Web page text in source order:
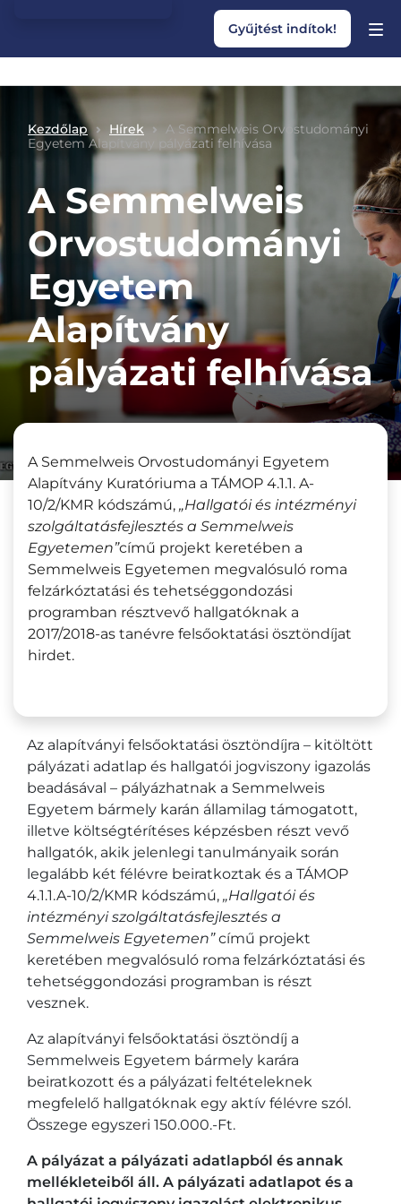
Gyűjtést indítok!
Kezdőlap Hírek
A Semmelweis Orvostudományi
Egyetem Alapítvány pályázati felhívása
A Semmelweis
Orvostudományi
Egyetem
Alapítvány
pályázati felhívása
A Semmelweis Orvostudományi Egyetem
Alapítvány Kuratóriuma a TÁMOP 4.1.1. A-
10/2/KMR kódszámú, „Hallgatói és intézményi
szolgáltatásfejlesztés a Semmelweis
Egyetemen”című projekt keretében a
Semmelweis Egyetemen megvalósuló roma
felzárkóztatási és tehetséggondozási
programban résztvevő hallgatóknak a
2017/2018-as tanévre felsőoktatási ösztöndíjat
hirdet.
Az alapítványi felsőoktatási ösztöndíjra – kitöltött
pályázati adatlap és hallgatói jogviszony igazolás
beadásával – pályázhatnak a Semmelweis
Egyetem bármely karán államilag támogatott,
illetve költségtérítéses képzésben részt vevő
hallgatók, akik jelenlegi tanulmányaik során
legalább két félévre beiratkoztak és a TÁMOP
4.1.1.A-10/2/KMR kódszámú, „Hallgatói és
intézményi szolgáltatásfejlesztés a
Semmelweis Egyetemen”című projekt
keretében megvalósuló roma felzárkóztatási és
tehetséggondozási programban is részt
vesznek.
Az alapítványi felsőoktatási ösztöndíj a
Semmelweis Egyetem bármely karára
beiratkozott és a pályázati feltételeknek
megfelelő hallgatóknak egy aktív félévre szól.
Összege egyszeri 150.000.-Ft.
A pályázat a pályázati adatlapból és annak
mellékleteiből áll. A pályázati adatlapot és a